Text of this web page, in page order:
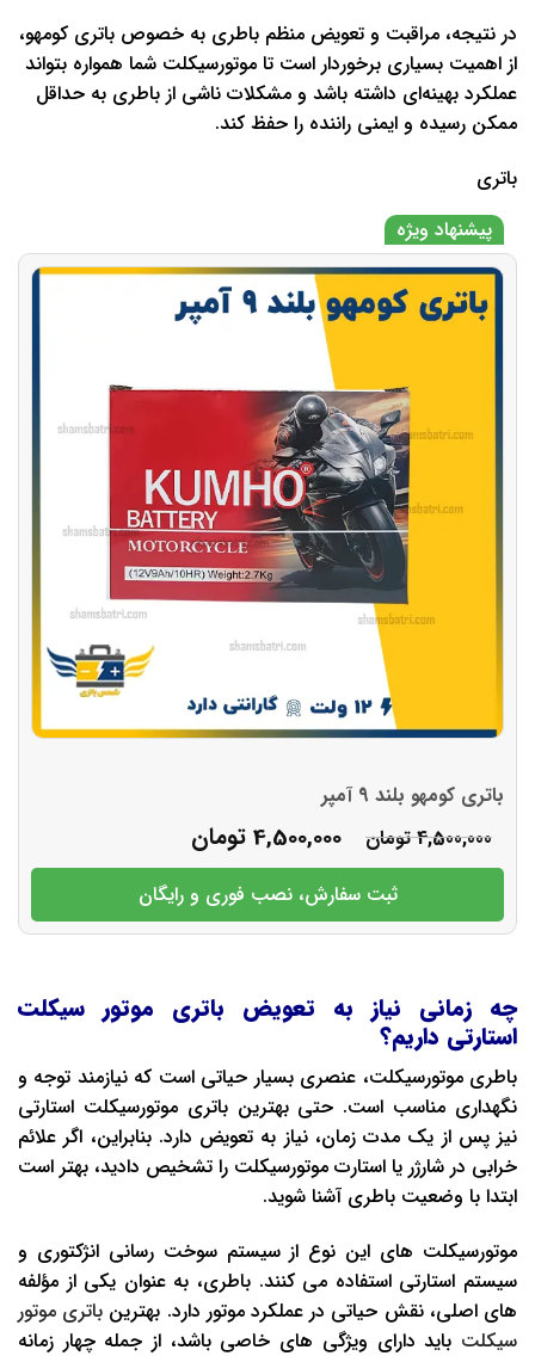
در نتیجه، مراقبت و تعویض منظم باطری به خصوص باتری کومهو،
از اهمیت بسیاری برخوردار است تا موتورسیکلت شما همواره بتواند
عملکرد بهینه‌ای داشته باشد و مشکلات ناشی از باطری به حداقل
ممکن رسیده و ایمنی راننده را حفظ کند.
باتری
پیشنهاد ویژه
باتری کومهو بلند 9 آمپر
4,500,000 تومان 4,500,000 تومان
ثبت سفارش، نصب فوری و رایگان
چه زمانی نیاز به تعویض باتری موتور سیکلت
استارتی داریم؟
باطری موتورسیکلت، عنصری بسیار حیاتی است که نیازمند توجه و
نگهداری مناسب است. حتی بهترین باتری موتورسیکلت استارتی
نیز پس از یک مدت زمان، نیاز به تعویض دارد. بنابراین، اگر علائم
خرابی در شارژر یا استارت موتورسیکلت را تشخیص دادید، بهتر است
ابتدا با وضعیت باطری آشنا شوید.
موتورسیکلت‌ های این نوع از سیستم سوخت‌ رسانی انژکتوری و
سیستم استارتی استفاده می‌ کنند. باطری، به ‌عنوان یکی از مؤلفه
‌های اصلی، نقش حیاتی در عملکرد موتور دارد. بهترین باتری موتور
سیکلت باید دارای ویژگی‌ های خاصی باشد، از جمله چهار زمانه